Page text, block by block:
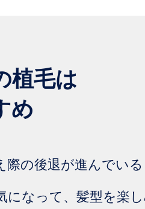
植毛は
め
際の後退が進んでいる
になって、髪型を楽